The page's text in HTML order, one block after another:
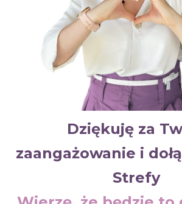
Dziękuję za
zaangażowanie i
Strefy